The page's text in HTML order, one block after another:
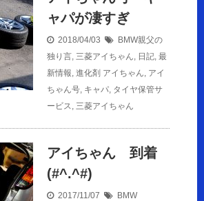
ャパが凄すぎ
2018/04/03
BMW親父の
独り言, 三菱アイちゃん, 日記, 最
新情報, 進化剤 アイちゃん, アイ
ちゃん号, キャパ, タイヤ保管サ
ービス, 三菱アイちゃん
アイちゃん 到着
(#^.^#)
2017/11/07
BMW